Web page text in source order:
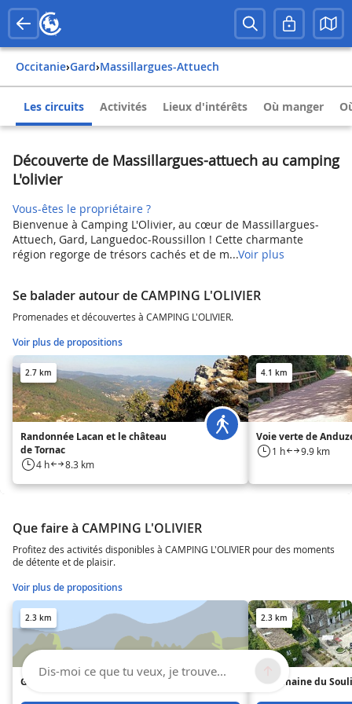
Occitanie› Gard› Massillargues-Attuech
Les circuits Activités Lieux d'intérêts Où manger
Découverte de Massillargues-attuech au camping
L'olivier
Vous-êtes le propriétaire ?
Bienvenue à Camping L'Olivier, au cœur de Massillargues-
Attuech, Gard, Languedoc-Roussillon ! Cette charmante
région regorge de trésors cachés et de m...Voir plus
Se balader autour de CAMPING L'OLIVIER
Promenades et découvertes à CAMPING L'OLIVIER.
Voir plus de propositions
2.7 km
Randonnée Lacan et le château
de Tornac
4 h 8.3 km
4.1 km
Voie verte de
1 h 9.9 km
Que faire à CAMPING L'OLIVIER
Profitez des activités disponibles à CAMPING L'OLIVIER pour des moments
de détente et de plaisir.
Voir plus de propositions
2.3 km
Gîtes Lézan - La Pivoine
2.3 km
Le Domaine du
Dis-moi ce que tu veux, je trouve...